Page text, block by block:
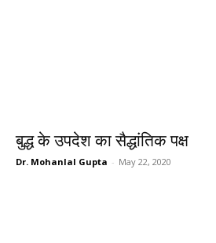
बुद्ध के उपदेश का सैद्धांतिक पक्ष
Dr. Mohanlal Gupta - May 22, 2020